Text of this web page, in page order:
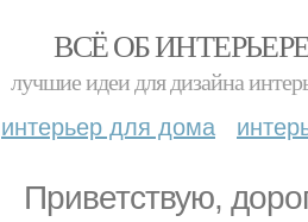
ВСЁ ОБ
лучшие идеи для дизайна
интерьер для дома
Приветствую,